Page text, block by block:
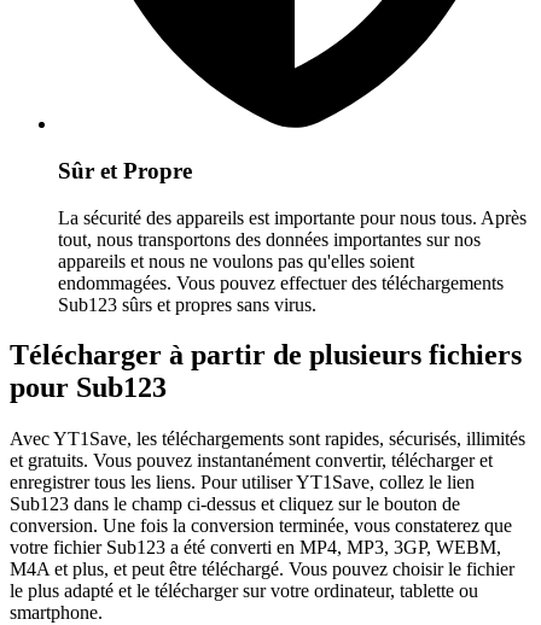
Sûr et Propre
La sécurité des appareils est importante pour nous tous. Après
tout, nous transportons des données importantes sur nos
appareils et nous ne voulons pas qu'elles soient
endommagées. Vous pouvez effectuer des téléchargements
Sub123 sûrs et propres sans virus.
Télécharger à partir de plusieurs fichiers
pour Sub123
Avec YT1Save, les téléchargements sont rapides, sécurisés, illimités
et gratuits. Vous pouvez instantanément convertir, télécharger et
enregistrer tous les liens. Pour utiliser YT1Save, collez le lien
Sub123 dans le champ ci-dessus et cliquez sur le bouton de
conversion. Une fois la conversion terminée, vous constaterez que
votre fichier Sub123 a été converti en MP4, MP3, 3GP, WEBM,
M4A et plus, et peut être téléchargé. Vous pouvez choisir le fichier
le plus adapté et le télécharger sur votre ordinateur, tablette ou
smartphone.